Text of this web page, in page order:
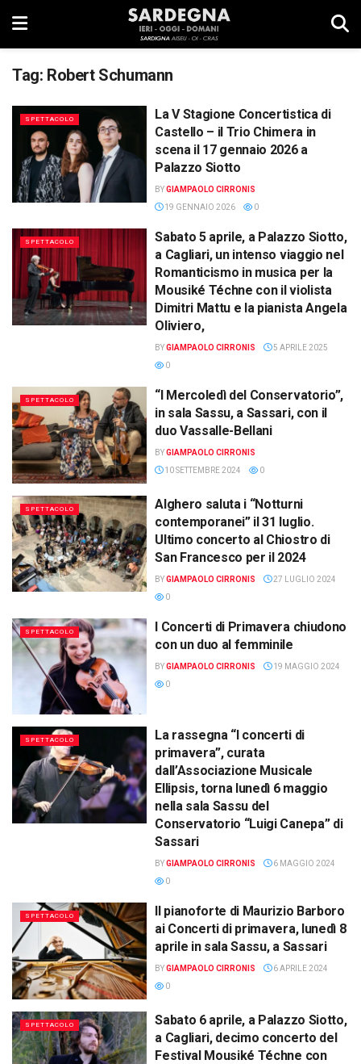
Tag: Robert Schumann
SPETTACOLO
La V Stagione Concertistica di
Castello – il Trio Chimera in
scena il 17 gennaio 2026 a
Palazzo Siotto
BYGIAMPAOLO CIRRONIS
19 GENNAIO 2026
0
SPETTACOLO
Sabato 5 aprile, a Palazzo Siotto,
a Cagliari, un intenso viaggio nel
Romanticismo in musica per la
Mousiké Téchne con il violista
Dimitri Mattu e la pianista Angela
Oliviero,
BYGIAMPAOLO CIRRONIS
5 APRILE 2025
0
SPETTACOLO
“I Mercoledì del Conservatorio”,
in sala Sassu, a Sassari, con il
duo Vassalle-Bellani
BYGIAMPAOLO CIRRONIS
10 SETTEMBRE 2024
0
SPETTACOLO
Alghero saluta i “Notturni
contemporanei” il 31 luglio.
Ultimo concerto al Chiostro di
San Francesco per il 2024
BYGIAMPAOLO CIRRONIS
27 LUGLIO 2024
0
SPETTACOLO
I Concerti di Primavera chiudono
con un duo al femminile
BYGIAMPAOLO CIRRONIS
19 MAGGIO 2024
0
SPETTACOLO
La rassegna “I concerti di
primavera”, curata
dall’Associazione Musicale
Ellipsis, torna lunedì 6 maggio
nella sala Sassu del
Conservatorio “Luigi Canepa” di
Sassari
BYGIAMPAOLO CIRRONIS
6 MAGGIO 2024
0
SPETTACOLO
Il pianoforte di Maurizio Barboro
ai Concerti di primavera, lunedì 8
aprile in sala Sassu, a Sassari
BYGIAMPAOLO CIRRONIS
6 APRILE 2024
0
SPETTACOLO
Sabato 6 aprile, a Palazzo Siotto,
a Cagliari, decimo concerto del
Festival Mousiké Téchne con